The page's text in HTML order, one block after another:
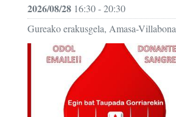
2026/08/28 16:30 - 20:30
Gureako erakusgela, Amasa-Villabona